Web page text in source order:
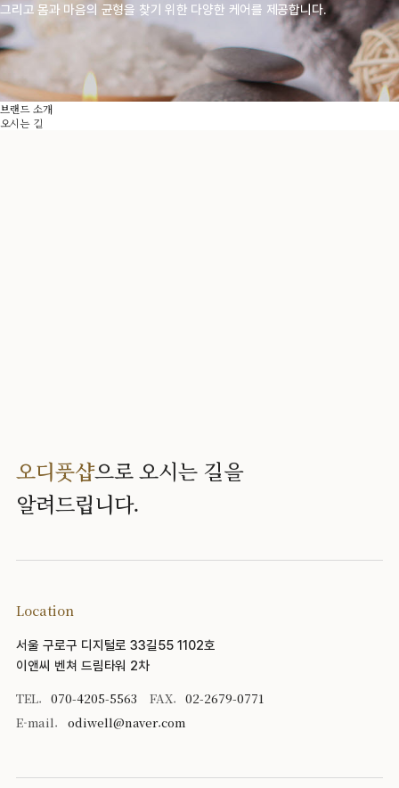
그리고 몸과 마음의 균형을 찾기 위한 다양한 케어를 제공합니다.
브랜드 소개
오시는 길
오디풋샵으로 오시는 길을
알려드립니다.
Location
서울 구로구 디지털로 33길55 1102호
이앤씨 벤쳐 드림타워 2차
TEL. 070-4205-5563 FAX. 02-2679-0771
E-mail.
odiwell@naver.com